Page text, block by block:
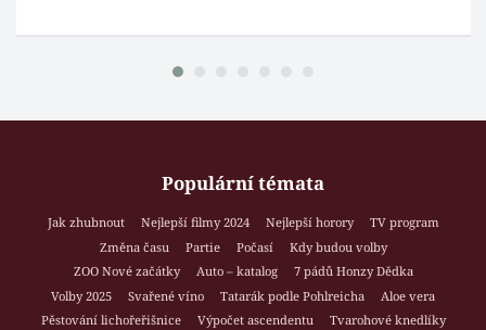
Populární témata
Jak zhubnout Nejlepší filmy 2024 Nejlepší horory
TV program
Změna času
Partie Počasí
Kdy budou volby
ZOO Nové začátky
Auto – katalog
7 pádů Honzy Dědka
Volby 2025
Svařené víno Tatarák podle Pohlreicha
Aloe vera
Pěstování lichořeřišnice
Výpočet ascendentu
Tvarohové knedlíky